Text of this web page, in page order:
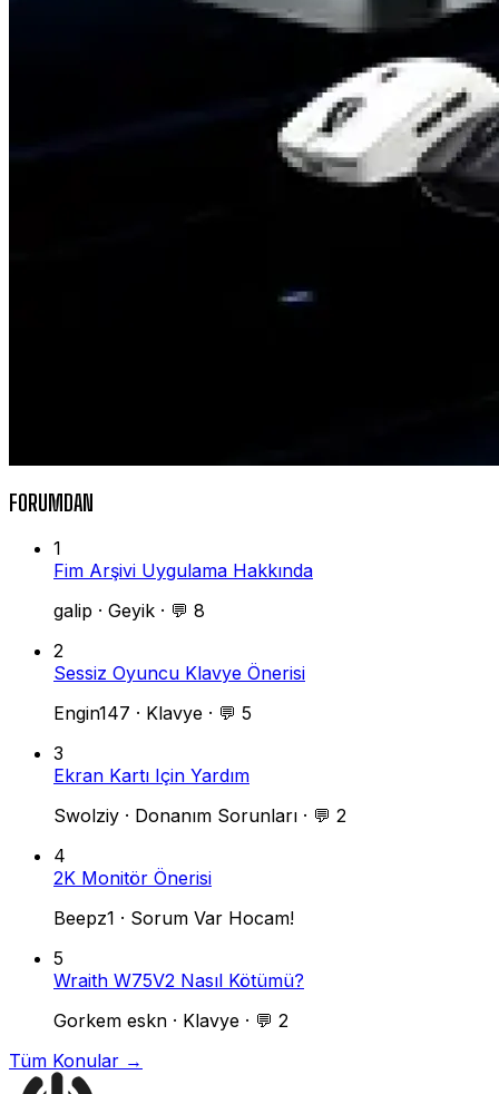
FORUMDAN
1
Fim Arşivi Uygulama Hakkında
galip · Geyik · 💬 8
2
Sessiz Oyuncu Klavye Önerisi
Engin147 · Klavye · 💬 5
3
Ekran Kartı Için Yardım
Swolziy · Donanım Sorunları · 💬 2
4
2K Monitör Önerisi
Beepz1 · Sorum Var Hocam!
5
Wraith W75V2 Nasıl Kötümü?
Gorkem eskn · Klavye · 💬 2
Tüm Konular →